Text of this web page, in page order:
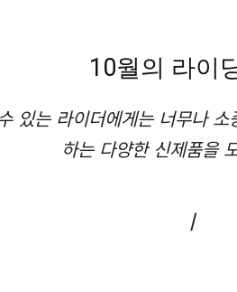
10월의 라이
있는 라이더에게는 너무나
하는 다양한 신제품을
/